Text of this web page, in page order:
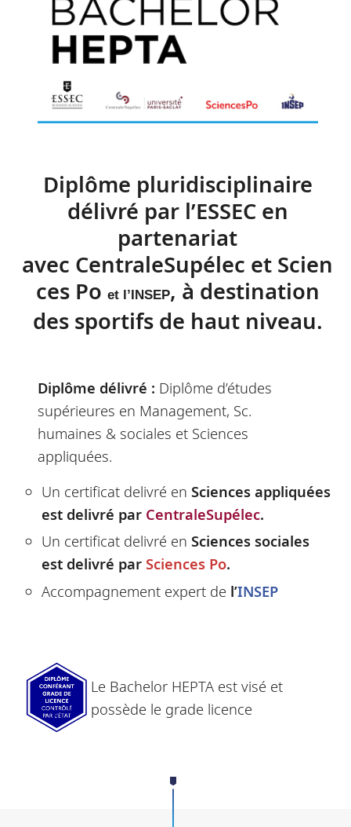
Diplôme pluridisciplinaire
délivré par l’ESSEC en
partenariat
avec CentraleSupélec et Scien
ces Po et l’INSEP, à destination
des sportifs de haut niveau.
Diplôme délivré : Diplôme d’études
supérieures en Management, Sc.
humaines & sociales et Sciences
appliquées.
Un certificat delivré en Sciences appliquées
est delivré par CentraleSupélec.
Un certificat delivré en Sciences sociales
est delivré par Sciences Po.
Accompagnement expert de l’INSEP
Le Bachelor HEPTA est visé et
possède le grade licence